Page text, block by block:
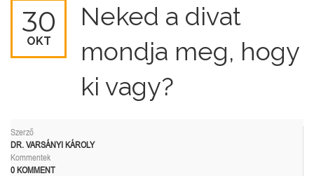
30
OKT
Neked a divat
mondja meg, hogy
ki vagy?
Szerző
DR. VARSÁNYI KÁROLY
Kommentek
0 KOMMENT